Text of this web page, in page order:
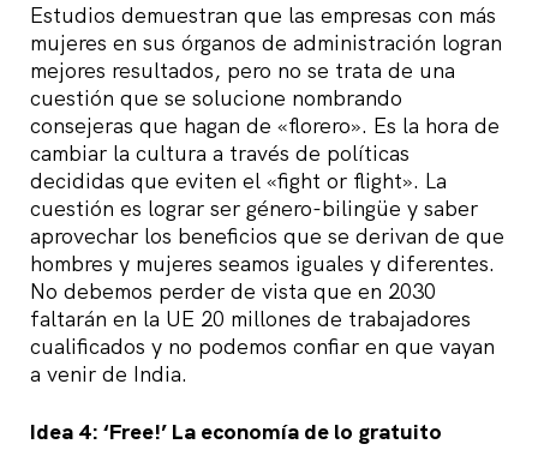
Estudios demuestran que las empresas con más
mujeres en sus órganos de administración logran
mejores resultados, pero no se trata de una
cuestión que se solucione nombrando
consejeras que hagan de «florero». Es la hora de
cambiar la cultura a través de políticas
decididas que eviten el «fight or flight». La
cuestión es lograr ser género-bilingüe y saber
aprovechar los beneficios que se derivan de que
hombres y mujeres seamos iguales y diferentes.
No debemos perder de vista que en 2030
faltarán en la UE 20 millones de trabajadores
cualificados y no podemos confiar en que vayan
a venir de India.
Idea 4: ‘Free!’ La economía de lo gratuito